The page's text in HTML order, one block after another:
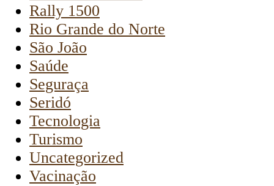
Rally 1500
Rio Grande do Norte
São João
Saúde
Seguraça
Seridó
Tecnologia
Turismo
Uncategorized
Vacinação